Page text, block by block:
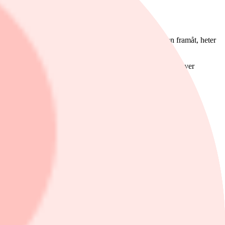
ev/ebit 18 för 2022 och avvaktar.
för denna gång men kommer att hårdbevaka aktien framåt, heter
för att lockas att köpa till nuvarande nivåer, skriver